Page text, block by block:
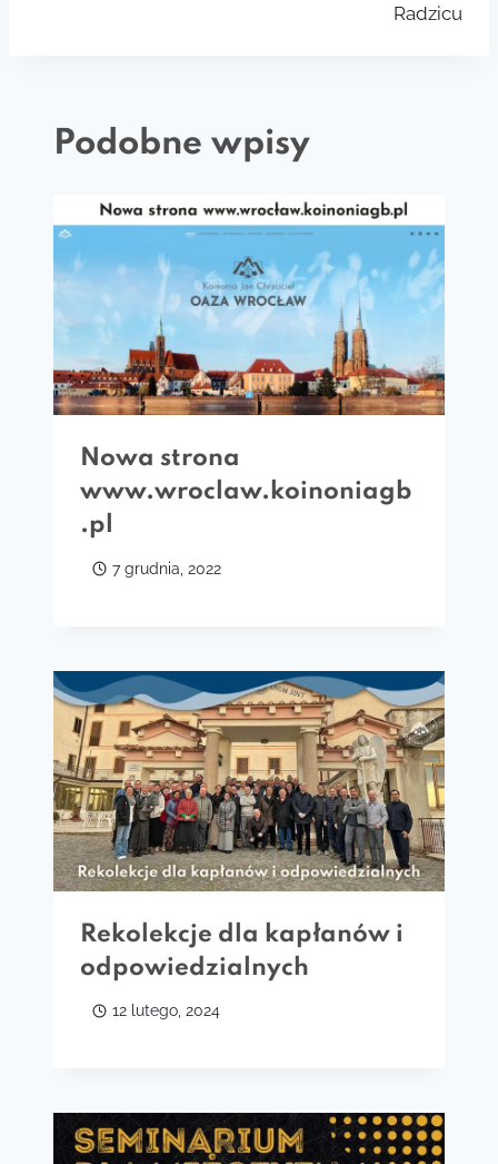
Radzicu
Podobne wpisy
Nowa strona
www.wroclaw.koinoniagb
.pl
7 grudnia, 2022
Rekolekcje dla kapłanów i
odpowiedzialnych
12 lutego, 2024